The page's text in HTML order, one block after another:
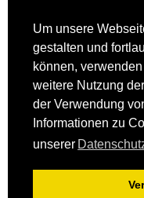
Um unsere
gestalten und
können,
weitere Nutzung
der Verwendung
Informationen zu
unserer